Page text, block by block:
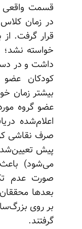
قسمت واقعی
در زمان
قرار گرفت.
خواسته نشد؛
داشت و در
کودکان عضو
بیشتر زمان
عضو گروه
اعلام‌شده
صرف نقاشی
پیش
می‌شود) باعث
صورت عدم
بعدها
بر روی
گرفتند.